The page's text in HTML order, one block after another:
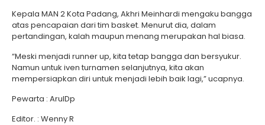
Kepala MAN 2 Kota Padang, Akhri Meinhardi mengaku bangga
atas pencapaian dari tim basket. Menurut dia, dalam
pertandingan, kalah maupun menang merupakan hal biasa.
“Meski menjadi runner up, kita tetap bangga dan bersyukur.
Namun untuk iven turnamen selanjutnya, kita akan
mempersiapkan diri untuk menjadi lebih baik lagi,” ucapnya.
Pewarta : ArulDp
Editor. : Wenny R